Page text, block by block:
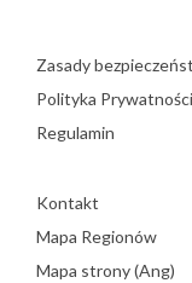
Zasady
Polityka Prywatności
Regulamin
Kontakt
Mapa Regionów
Mapa strony (Ang)